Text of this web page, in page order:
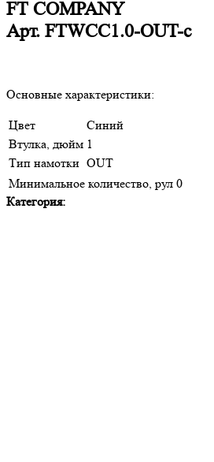
FT COMPANY
Арт. FTWСС1.0-OUT-с
Основные характеристики:
Цвет
Синий
Втулка, дюйм 1
Тип намотки OUT
Минимальное количество, рул 0
Категория: